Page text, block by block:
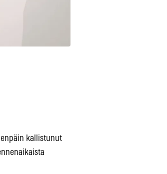
kallistunut